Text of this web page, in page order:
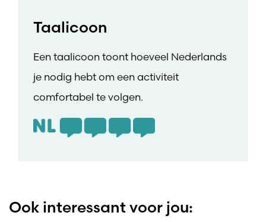
Taalicoon
Een taalicoon toont hoeveel Nederlands
je nodig hebt om een activiteit
comfortabel te volgen.
Ook interessant voor jou: